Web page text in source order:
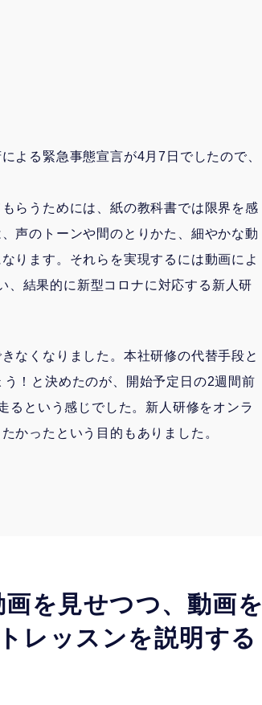
よる緊急事態宣言が4月7日でしたので、
らうためには、紙の教科書では限界を感
声のトーンや間のとりかた、細やかな動
ります。それらを実現するには動画によ
、結果的に新型コロナに対応する新人研
なくなりました。本社研修の代替手段と
！と決めたのが、開始予定日の2週間前
るという感じでした。新人研修をオンラ
かったという目的もありました。
を見せつつ、動画を
レッスンを説明する